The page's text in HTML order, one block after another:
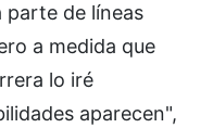
parte de líneas
a medida que
lo iré
aparecen",